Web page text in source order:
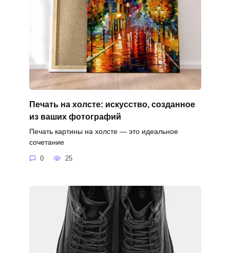
Печать на холсте: искусство, созданное
из ваших фотографий
Печать картины на холсте — это идеальное
сочетание
0 25